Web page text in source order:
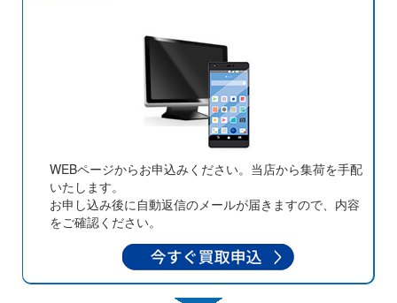
WEBページからお申込みください。当店から集荷を手配
いたします。
お申し込み後に自動返信のメールが届きますので、内容
をご確認ください。